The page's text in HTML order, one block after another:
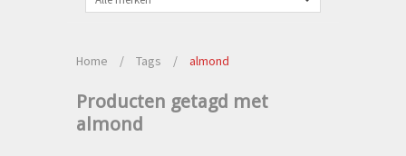
Home / Tags / almond
Producten getagd met
almond